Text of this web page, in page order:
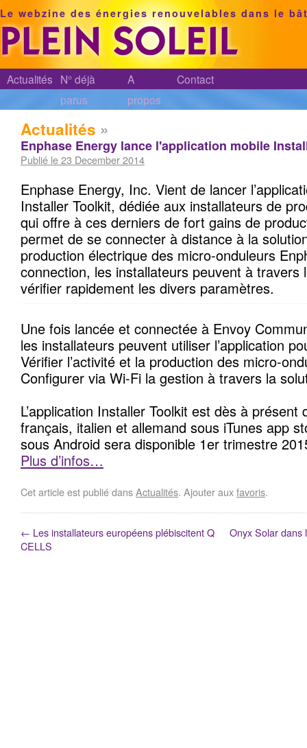
Le webzine des énergies renouvelables dans le
Actualités N° déjà
parus
A
propos
Contact
Actualités »
Enphase Energy lance l'application mobile
Publié le 23 December 2014
Enphase Energy, Inc. Vient de lancer
Installer Toolkit, dédiée aux installateurs de
qui offre à ces derniers de fort gains de
permet de se connecter à distance à la
production électrique des micro-onduleurs
connection, les installateurs peuvent à travers
vérifier rapidement les divers paramètres.
Une fois lancée et connectée à Envoy
les installateurs peuvent utiliser l’application
Vérifier l’activité et la production des micro-
Configurer via Wi-Fi la gestion à travers la
L’application Installer Toolkit est dès à présent
français, italien et allemand sous iTunes app
sous Android sera disponible 1er trimestre
Plus d’infos…
Cet article est publié dansActualités. Ajouter auxfavoris.
← Les installateurs européens plébiscitent Q
CELLS
Onyx Solar dans